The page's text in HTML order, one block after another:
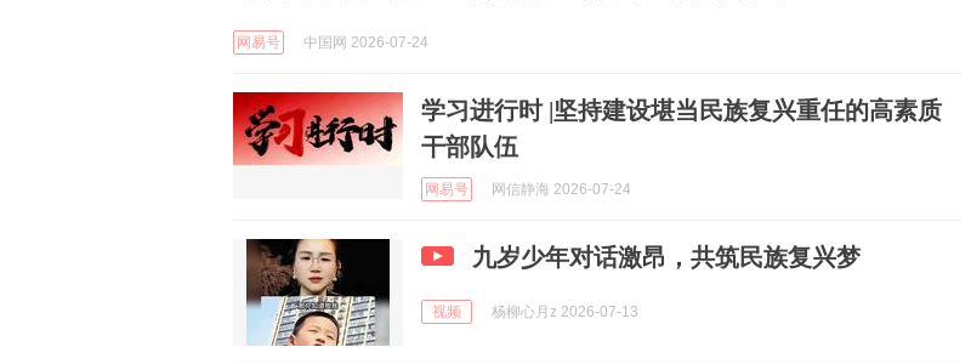
网易号 中国网 2026-07-24
学习进行时 |坚持建设堪当民族复兴重任的高素质
干部队伍
网易号 网信静海 2026-07-24
九岁少年对话激昂，共筑民族复兴梦
视频 杨柳心月z 2026-07-13